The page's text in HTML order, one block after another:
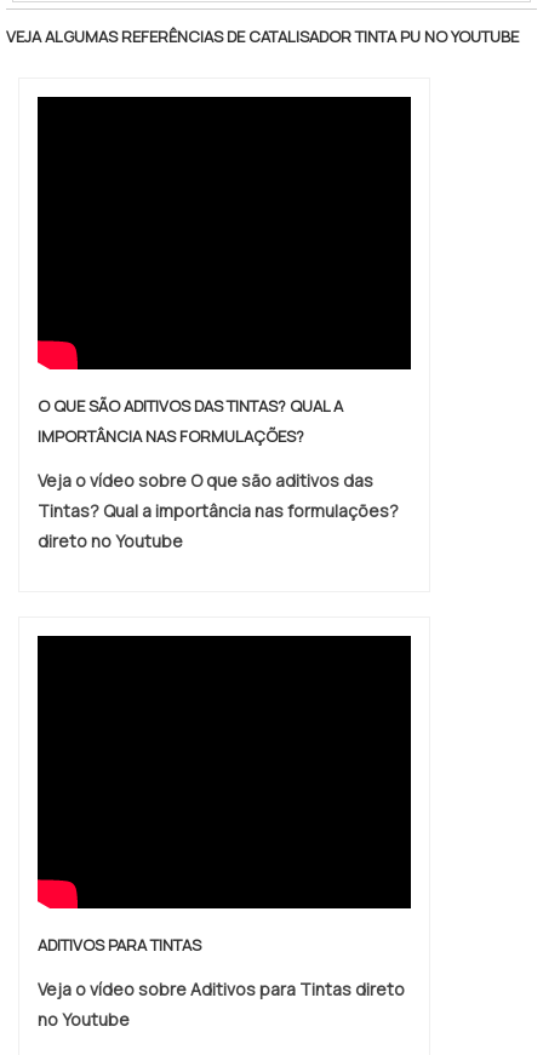
qualidade pode ser aplicado com: Trincha;
Pincel; Vassoura; Escovão; Por imersão;
diversos produtos Ferrugem; Resíduos de
VEJA ALGUMAS REFERÊNCIAS DE CATALISADOR TINTA PU NO YOUTUBE
O QUE SÃO ADITIVOS DAS TINTAS? QUAL A
IMPORTÂNCIA NAS FORMULAÇÕES?
Veja o vídeo sobre O que são aditivos das
Tintas? Qual a importância nas formulações?
direto no Youtube
ADITIVOS PARA TINTAS
Veja o vídeo sobre Aditivos para Tintas direto
no Youtube